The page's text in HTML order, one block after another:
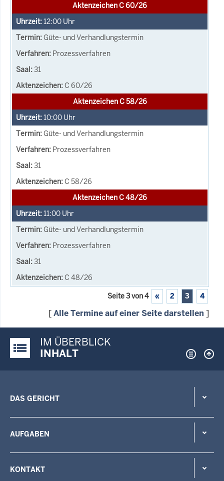
Aktenzeichen C 60/26
12:00 Uhr
Güte- und Verhandlungstermin
Prozessverfahren
31
C 60/26
Aktenzeichen C 58/26
10:00 Uhr
Güte- und Verhandlungstermin
Prozessverfahren
31
C 58/26
Aktenzeichen C 48/26
11:00 Uhr
Güte- und Verhandlungstermin
Prozessverfahren
31
C 48/26
Seite 3 von 4 « 2 3 4
[Alle Termine auf einer Seite darstellen ]
Justiz-Portal im Überblick:
IM ÜBERBLICK
INHALT
DAS GERICHT
AUFGABEN
KONTAKT